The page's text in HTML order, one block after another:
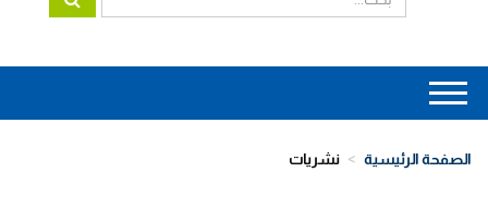
Main
navigation
الصفحة الرئيسية نشريات